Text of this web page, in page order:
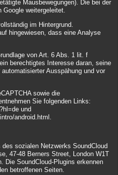
Mausbewegungen). Die bei der
weitergeleitet.
im Hintergrund.
hingewiesen, dass eine Analyse
von Art. 6 Abs. 1 lit. f
berechtigtes Interesse daran, seine
Ausspähung und vor
sowie die
Sie folgenden Links:
und
android.html
sozialen Netzwerks SoundCloud
47-48 Berners Street, London W1T
Die SoundCloud-Plugins erkennen
betroffenen Seiten.